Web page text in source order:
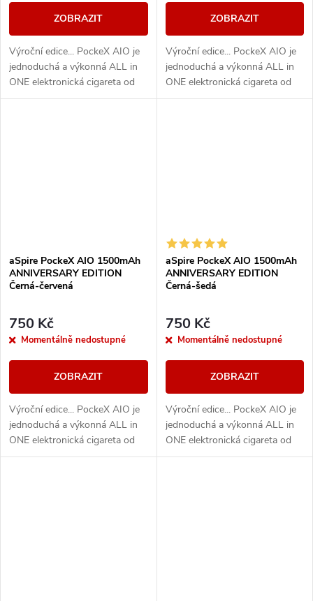
ZOBRAZIT
Výroční edice... PockeX AIO je
jednoduchá a výkonná ALL in
ONE elektronická cigareta od
společnosti aSpire. Svými
ZOBRAZIT
Výroční edice... PockeX AIO je
jednoduchá a výkonná ALL in
ONE elektronická cigareta od
společnosti aSpire. Svými
aSpire PockeX AIO 1500mAh
ANNIVERSARY EDITION
Černá-červená
750 Kč
Momentálně nedostupné
ZOBRAZIT
Výroční edice... PockeX AIO je
jednoduchá a výkonná ALL in
ONE elektronická cigareta od
společnosti aSpire. Svými
aSpire PockeX AIO 1500mAh
ANNIVERSARY EDITION
Černá-šedá
750 Kč
Momentálně nedostupné
ZOBRAZIT
Výroční edice... PockeX AIO je
jednoduchá a výkonná ALL in
ONE elektronická cigareta od
společnosti aSpire. Svými